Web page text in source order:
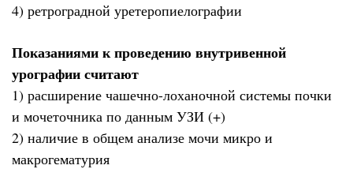
4) ретроградной уретеропиелографии
Показаниями к проведению внутривенной
урографии считают
1) расширение чашечно-лоханочной системы почки
и мочеточника по данным УЗИ (+)
2) наличие в общем анализе мочи микро и
макрогематурия